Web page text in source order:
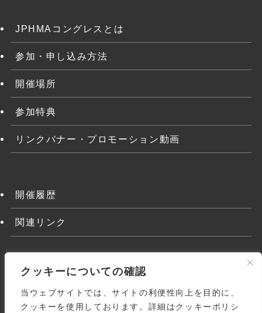
クッキーについての確認
当ウェブサイトでは、サイトの利便性向上を目的に、
クッキーを使用しております。詳細はクッキーポリシ
JPHMAコングレスとは
参加・申し込み方法
開催場所
参加特典
リンクバナー・プロモーション動画
開催履歴
関連リンク